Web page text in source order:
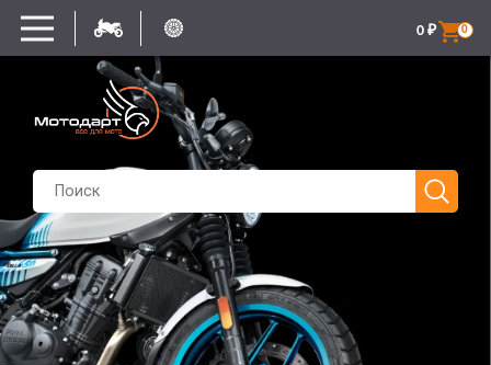
0
0 ₽